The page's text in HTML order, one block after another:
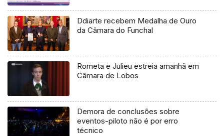
Ddiarte recebem Medalha de Ouro
da Câmara do Funchal
Rometa e Julieu estreia amanhã em
Câmara de Lobos
Demora de conclusões sobre
eventos-piloto não é por erro
técnico